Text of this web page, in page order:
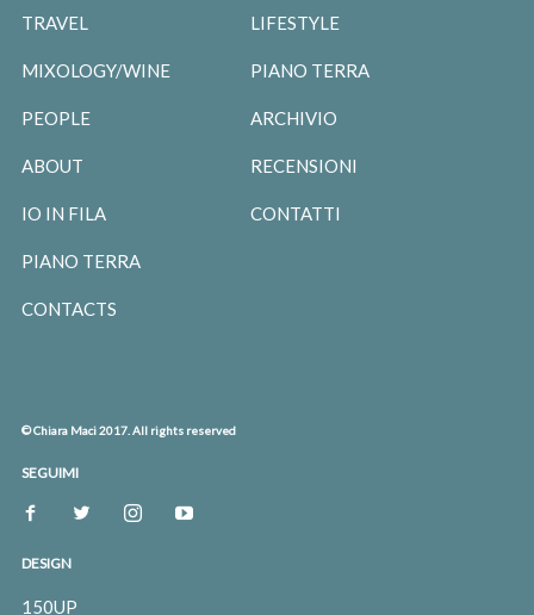
TRAVEL
MIXOLOGY/WINE
PEOPLE
ABOUT
IO IN FILA
PIANO TERRA
CONTACTS
LIFESTYLE
PIANO TERRA
ARCHIVIO
RECENSIONI
CONTATTI
© Chiara Maci 2017. All rights reserved
SEGUIMI
DESIGN
150UP